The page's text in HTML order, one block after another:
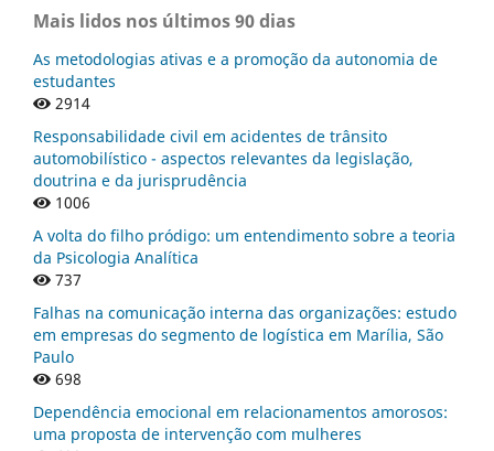
Mais lidos nos últimos 90 dias
As metodologias ativas e a promoção da autonomia de
estudantes
2914
Responsabilidade civil em acidentes de trânsito
automobilístico - aspectos relevantes da legislação,
doutrina e da jurisprudência
1006
A volta do filho pródigo: um entendimento sobre a teoria
da Psicologia Analítica
737
Falhas na comunicação interna das organizações: estudo
em empresas do segmento de logística em Marília, São
Paulo
698
Dependência emocional em relacionamentos amorosos:
uma proposta de intervenção com mulheres